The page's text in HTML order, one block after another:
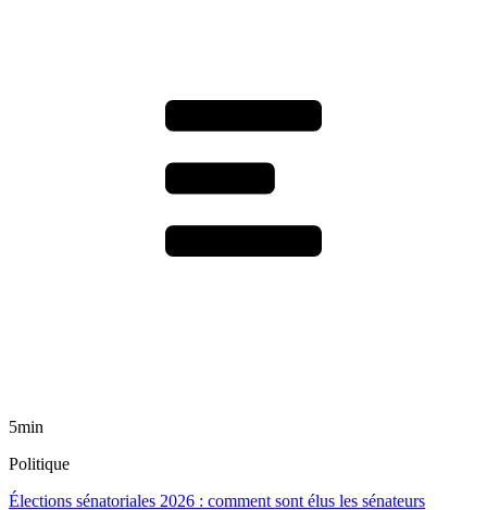
5min
Politique
Élections sénatoriales 2026 : comment sont élus les sénateurs